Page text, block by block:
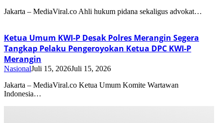
Jakarta – MediaViral.co Ahli hukum pidana sekaligus advokat…
Ketua Umum KWI-P Desak Polres Merangin Segera
Tangkap Pelaku Pengeroyokan Ketua DPC KWI-P
Merangin
NasionalJuli 15, 2026Juli 15, 2026
Jakarta – MediaViral.co Ketua Umum Komite Wartawan
Indonesia…